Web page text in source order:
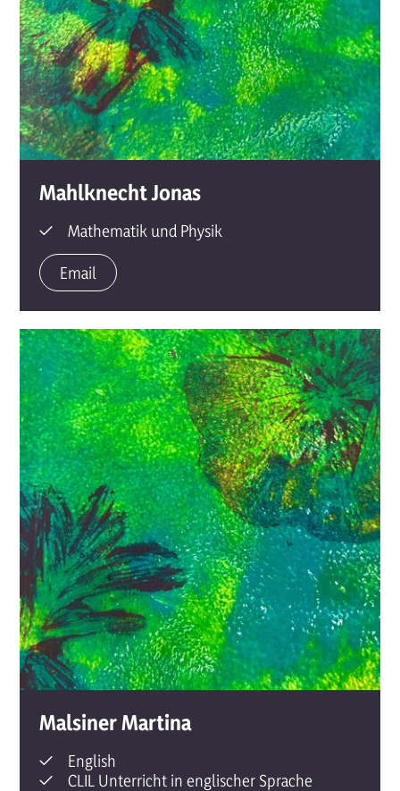
Mahlknecht Jonas
Mathematik und Physik
Email
Malsiner Martina
English
CLIL Unterricht in englischer Sprache